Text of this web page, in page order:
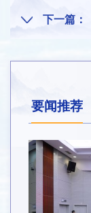
下一篇：
要闻推荐